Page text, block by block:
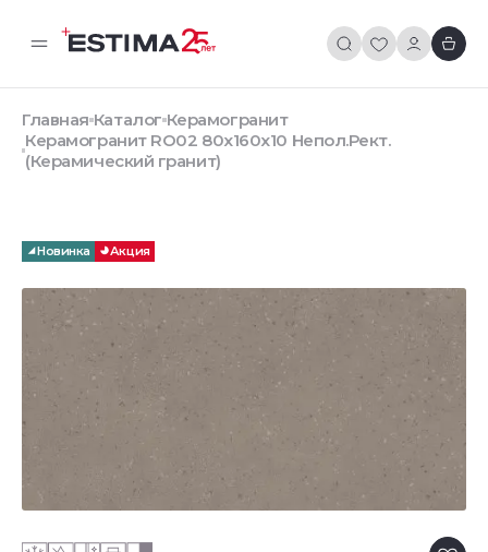
Главная Каталог Керамогранит
Керамогранит RO02 80x160x10 Непол.Рект.
(Керамический гранит)
Новинка Акция